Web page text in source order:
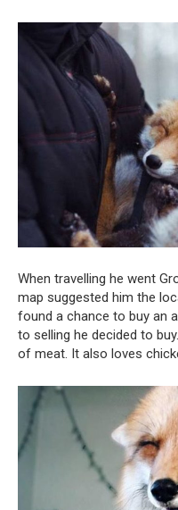
When travelling he went
map suggested him the
found a chance to buy an
to selling he decided to
of meat. It also loves